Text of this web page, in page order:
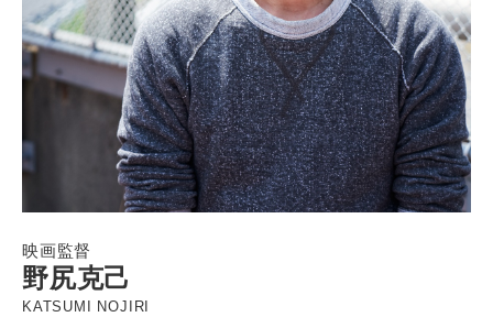
映画監督
野尻克己
KATSUMI NOJIRI